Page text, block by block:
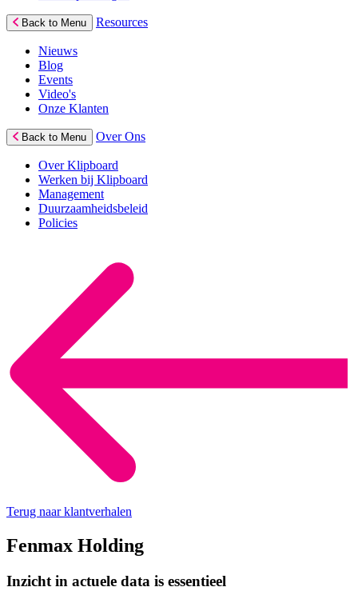
Back to Menu Resources
Nieuws
Blog
Events
Video's
Onze Klanten
Back to Menu Over Ons
Over Klipboard
Werken bij Klipboard
Management
Duurzaamheidsbeleid
Policies
Terug naar klantverhalen
Fenmax Holding
Inzicht in actuele data is essentieel